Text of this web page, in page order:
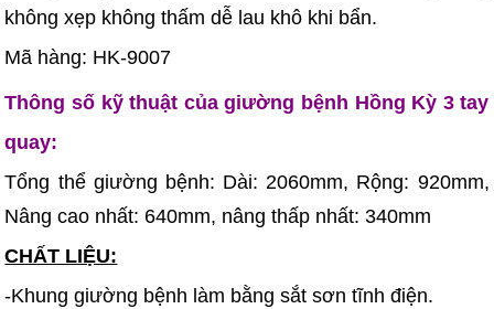
không xẹp không thấm dễ lau khô khi bẩn.
Mã hàng: HK-9007
Thông số kỹ thuật của giường bệnh Hồng Kỳ 3 tay
quay:
Tổng thể giường bệnh: Dài: 2060mm, Rộng: 920mm,
Nâng cao nhất: 640mm, nâng thấp nhất: 340mm
CHẤT LIỆU:
-Khung giường bệnh làm bằng sắt sơn tĩnh điện.